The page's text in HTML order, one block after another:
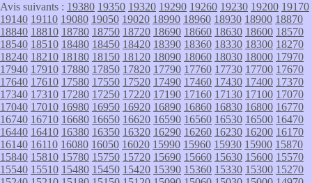
Avis suivants : 19380 19350 19320 19290 19260 19230 19200 19170
19140 19110 19080 19050 19020 18990 18960 18930 18900 18870
18840 18810 18780 18750 18720 18690 18660 18630 18600 18570
18540 18510 18480 18450 18420 18390 18360 18330 18300 18270
18240 18210 18180 18150 18120 18090 18060 18030 18000 17970
17940 17910 17880 17850 17820 17790 17760 17730 17700 17670
17640 17610 17580 17550 17520 17490 17460 17430 17400 17370
17340 17310 17280 17250 17220 17190 17160 17130 17100 17070
17040 17010 16980 16950 16920 16890 16860 16830 16800 16770
16740 16710 16680 16650 16620 16590 16560 16530 16500 16470
16440 16410 16380 16350 16320 16290 16260 16230 16200 16170
16140 16110 16080 16050 16020 15990 15960 15930 15900 15870
15840 15810 15780 15750 15720 15690 15660 15630 15600 15570
15540 15510 15480 15450 15420 15390 15360 15330 15300 15270